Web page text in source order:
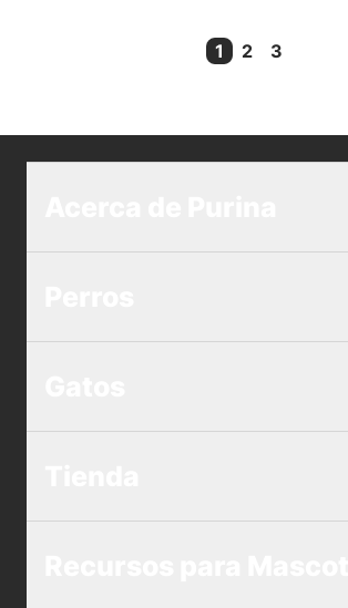
1
Current Page
2 3